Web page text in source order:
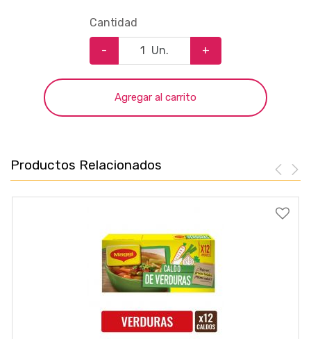
Cantidad
- Un. +
Agregar al carrito
Productos Relacionados